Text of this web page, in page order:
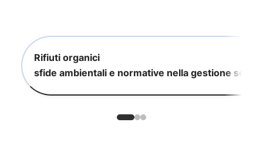
Rifiuti organici
sfide ambientali e normative nella gestione